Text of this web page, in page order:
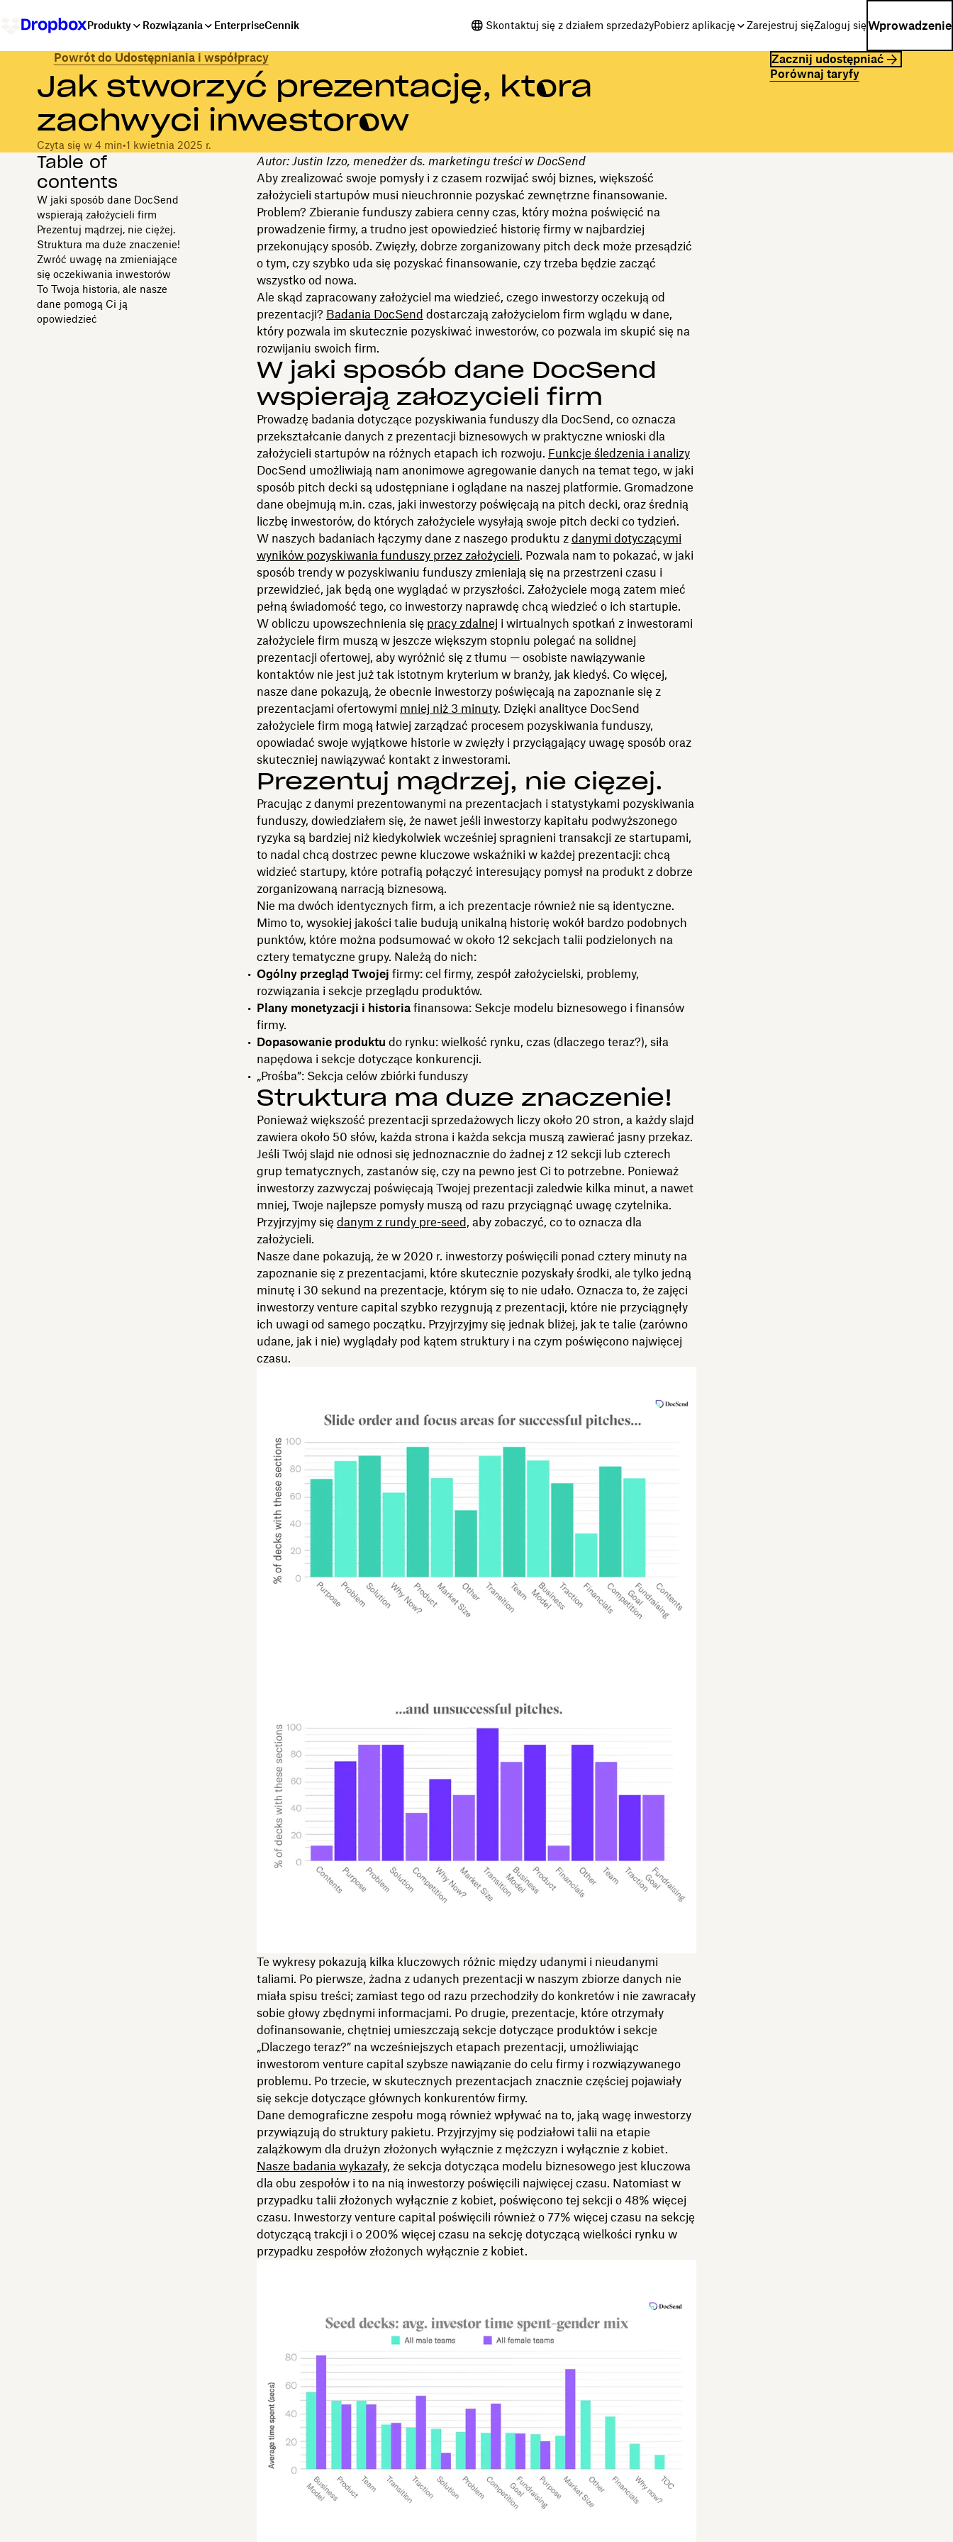
Produkty Rozwiązania EnterpriseCennik Skontaktuj się z działem sprzedażyPobierz aplikację Zarejestruj sięZaloguj sięWprowadzenie
Powrót do Udostępniania i współpracy
Jak stworzyć prezentację, która
zachwyci inwestorów
Czyta się w 4 min•1 kwietnia 2025 r.
Zacznij udostępniać
Porównaj taryfy
Table of
contents
W jaki sposób dane DocSend
wspierają założycieli firm
Prezentuj mądrzej, nie ciężej.
Struktura ma duże znaczenie!
Zwróć uwagę na zmieniające
się oczekiwania inwestorów
To Twoja historia, ale nasze
dane pomogą Ci ją
opowiedzieć
Autor: Justin Izzo, menedżer ds. marketingu treści w DocSend
Aby zrealizować swoje pomysły i z czasem rozwijać swój biznes, większość
założycieli startupów musi nieuchronnie pozyskać zewnętrzne finansowanie.
Problem? Zbieranie funduszy zabiera cenny czas, który można poświęcić na
prowadzenie firmy, a trudno jest opowiedzieć historię firmy w najbardziej
przekonujący sposób. Zwięzły, dobrze zorganizowany pitch deck może przesądzić
o tym, czy szybko uda się pozyskać finansowanie, czy trzeba będzie zacząć
wszystko od nowa.
Ale skąd zapracowany założyciel ma wiedzieć, czego inwestorzy oczekują od
prezentacji? Badania DocSend dostarczają założycielom firm wglądu w dane,
który pozwala im skutecznie pozyskiwać inwestorów, co pozwala im skupić się na
rozwijaniu swoich firm.
W jaki sposób dane DocSend
wspierają założycieli firm
Prowadzę badania dotyczące pozyskiwania funduszy dla DocSend, co oznacza
przekształcanie danych z prezentacji biznesowych w praktyczne wnioski dla
założycieli startupów na różnych etapach ich rozwoju. Funkcje śledzenia i analizy
DocSend umożliwiają nam anonimowe agregowanie danych na temat tego, w jaki
sposób pitch decki są udostępniane i oglądane na naszej platformie. Gromadzone
dane obejmują m.in. czas, jaki inwestorzy poświęcają na pitch decki, oraz średnią
liczbę inwestorów, do których założyciele wysyłają swoje pitch decki co tydzień.
W naszych badaniach łączymy dane z naszego produktu z danymi dotyczącymi
wyników pozyskiwania funduszy przez założycieli. Pozwala nam to pokazać, w jaki
sposób trendy w pozyskiwaniu funduszy zmieniają się na przestrzeni czasu i
przewidzieć, jak będą one wyglądać w przyszłości. Założyciele mogą zatem mieć
pełną świadomość tego, co inwestorzy naprawdę chcą wiedzieć o ich startupie.
W obliczu upowszechnienia się pracy zdalnej i wirtualnych spotkań z inwestorami
założyciele firm muszą w jeszcze większym stopniu polegać na solidnej
prezentacji ofertowej, aby wyróżnić się z tłumu — osobiste nawiązywanie
kontaktów nie jest już tak istotnym kryterium w branży, jak kiedyś. Co więcej,
nasze dane pokazują, że obecnie inwestorzy poświęcają na zapoznanie się z
prezentacjami ofertowymi mniej niż 3 minuty. Dzięki analityce DocSend
założyciele firm mogą łatwiej zarządzać procesem pozyskiwania funduszy,
opowiadać swoje wyjątkowe historie w zwięzły i przyciągający uwagę sposób oraz
skuteczniej nawiązywać kontakt z inwestorami.
Prezentuj mądrzej, nie ciężej.
Pracując z danymi prezentowanymi na prezentacjach i statystykami pozyskiwania
funduszy, dowiedziałem się, że nawet jeśli inwestorzy kapitału podwyższonego
ryzyka są bardziej niż kiedykolwiek wcześniej spragnieni transakcji ze startupami,
to nadal chcą dostrzec pewne kluczowe wskaźniki w każdej prezentacji: chcą
widzieć startupy, które potrafią połączyć interesujący pomysł na produkt z dobrze
zorganizowaną narracją biznesową.
Nie ma dwóch identycznych firm, a ich prezentacje również nie są identyczne.
Mimo to, wysokiej jakości talie budują unikalną historię wokół bardzo podobnych
punktów, które można podsumować w około 12 sekcjach talii podzielonych na
cztery tematyczne grupy. Należą do nich:
Ogólny przegląd Twojej firmy: cel firmy, zespół założycielski, problemy,
rozwiązania i sekcje przeglądu produktów.
Plany monetyzacji i historiafinansowa: Sekcje modelu biznesowego i finansów
firmy.
Dopasowanie produktu do rynku: wielkość rynku, czas (dlaczego teraz?), siła
napędowa i sekcje dotyczące konkurencji.
„Prośba”: Sekcja celów zbiórki funduszy
Struktura ma duże znaczenie!
Ponieważ większość prezentacji sprzedażowych liczy około 20 stron, a każdy slajd
zawiera około 50 słów, każda strona i każda sekcja muszą zawierać jasny przekaz.
Jeśli Twój slajd nie odnosi się jednoznacznie do żadnej z 12 sekcji lub czterech
grup tematycznych, zastanów się, czy na pewno jest Ci to potrzebne. Ponieważ
inwestorzy zazwyczaj poświęcają Twojej prezentacji zaledwie kilka minut, a nawet
mniej, Twoje najlepsze pomysły muszą od razu przyciągnąć uwagę czytelnika.
Przyjrzyjmy się danym z rundy pre-seed, aby zobaczyć, co to oznacza dla
założycieli.
Nasze dane pokazują, że w 2020 r. inwestorzy poświęcili ponad cztery minuty na
zapoznanie się z prezentacjami, które skutecznie pozyskały środki, ale tylko jedną
minutę i 30 sekund na prezentacje, którym się to nie udało. Oznacza to, że zajęci
inwestorzy venture capital szybko rezygnują z prezentacji, które nie przyciągnęły
ich uwagi od samego początku. Przyjrzyjmy się jednak bliżej, jak te talie (zarówno
udane, jak i nie) wyglądały pod kątem struktury i na czym poświęcono najwięcej
czasu.
Te wykresy pokazują kilka kluczowych różnic między udanymi i nieudanymi
taliami. Po pierwsze, żadna z udanych prezentacji w naszym zbiorze danych nie
miała spisu treści; zamiast tego od razu przechodziły do konkretów i nie zawracały
sobie głowy zbędnymi informacjami. Po drugie, prezentacje, które otrzymały
dofinansowanie, chętniej umieszczają sekcje dotyczące produktów i sekcje
„Dlaczego teraz?” na wcześniejszych etapach prezentacji, umożliwiając
inwestorom venture capital szybsze nawiązanie do celu firmy i rozwiązywanego
problemu. Po trzecie, w skutecznych prezentacjach znacznie częściej pojawiały
się sekcje dotyczące głównych konkurentów firmy.
Dane demograficzne zespołu mogą również wpływać na to, jaką wagę inwestorzy
przywiązują do struktury pakietu. Przyjrzyjmy się podziałowi talii na etapie
zalążkowym dla drużyn złożonych wyłącznie z mężczyzn i wyłącznie z kobiet.
Nasze badania wykazały, że sekcja dotycząca modelu biznesowego jest kluczowa
dla obu zespołów i to na nią inwestorzy poświęcili najwięcej czasu. Natomiast w
przypadku talii złożonych wyłącznie z kobiet, poświęcono tej sekcji o 48% więcej
czasu. Inwestorzy venture capital poświęcili również o 77% więcej czasu na sekcję
dotyczącą trakcji i o 200% więcej czasu na sekcję dotyczącą wielkości rynku w
przypadku zespołów złożonych wyłącznie z kobiet.